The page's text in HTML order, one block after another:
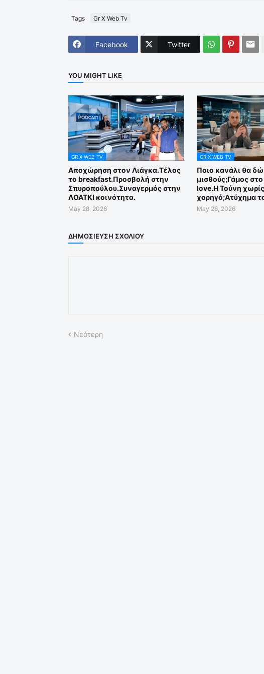
Tags Gr X Web Tv
Facebook Twitter
YOU MIGHT LIKE
GR X WEB TV
Αποχώρηση στον Λιάγκα.Τέλος
το breakfast.Προσβολή στην
Σπυροπούλου.Συναγερμός στην
ΛΟΑΤΚΙ κοινότητα.
May 28, 2026
GR X WEB TV
Ποιο κανάλι θα
μισθούς;Γάμος
love.Η Τούνη χωρίς
χορηγό;Aτύχημα
May 26, 2026
ΔΗΜΟΣΊΕΥΣΗ ΣΧΟΛΊΟΥ
Νεότερη